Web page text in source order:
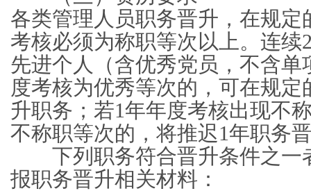
各类管理人员职务晋升，在规定
考核必须为称职等次以上。连续
先进个人（含优秀党员，不含单
度考核为优秀等次的，可在规定
升职务；若1年年度考核出现不
不称职等次的，将推迟1年职务
下列职务符合晋升条件之一
报职务晋升相关材料：